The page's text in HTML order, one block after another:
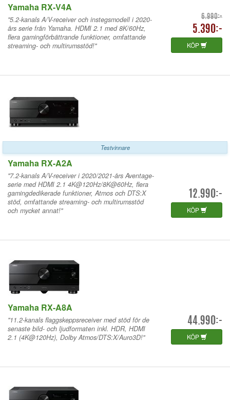
Yamaha RX-V4A
6.990:-
5.390:-
KÖP
"5.2-kanals A/V-receiver och instegsmodell i 2020-
års serie från Yamaha. HDMI 2.1 med 8K/60Hz,
flera gamingförbättrande funktioner, omfattande
streaming- och multirumsstöd!"
Testvinnare
Yamaha RX-A2A
12.990:-
KÖP
"7.2-kanals A/V-receiver i 2020/2021-års Aventage-
serie med HDMI 2.1 4K@120Hz/8K@60Hz, flera
gamingdedikerade funktioner, Atmos och DTS:X
stöd, omfattande streaming- och multirumsstöd
och mycket annat!"
Yamaha RX-A8A
44.990:-
KÖP
"11.2-kanals flaggskeppsreceiver med stöd för de
senaste bild- och ljudformaten inkl. HDR, HDMI
2.1 (4K@120Hz), Dolby Atmos/DTS:X/Auro3D!"